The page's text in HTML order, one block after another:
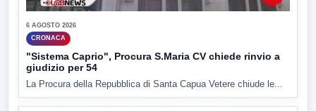
6 AGOSTO 2026
CRONACA
"Sistema Caprio", Procura S.Maria CV chiede rinvio a
giudizio per 54
La Procura della Repubblica di Santa Capua Vetere chiude le...